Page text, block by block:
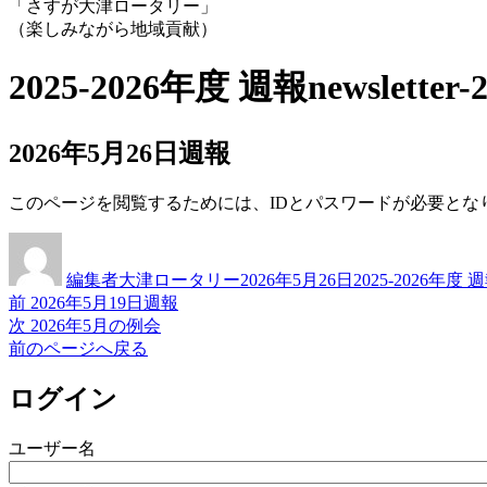
「さすが大津ロータリー」
（楽しみながら地域貢献）
2025-2026年度 週報newsletter-
2026年5月26日週報
このページを閲覧するためには、IDとパスワードが必要とな
者
編集者大津ロータリー日:
2026年5月26日ゴ
2025-2026年度 週
投
稿
ビ
ゲ
前 前
の
投
2026年5月19日週報
次 次
の
稿:
2026年5月の例会
前のページへ戻る
ログイン
ユーザー名